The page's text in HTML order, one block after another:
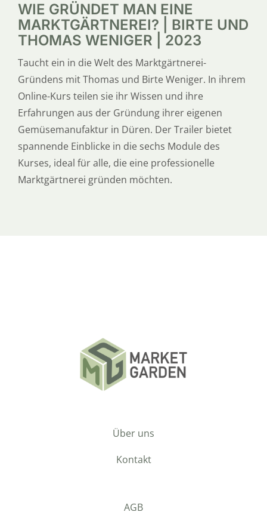
WIE GRÜNDET MAN EINE
MARKTGÄRTNEREI? | BIRTE UND
THOMAS WENIGER | 2023
Taucht ein in die Welt des Marktgärtnerei-
Gründens mit Thomas und Birte Weniger. In ihrem
Online-Kurs teilen sie ihr Wissen und ihre
Erfahrungen aus der Gründung ihrer eigenen
Gemüsemanufaktur in Düren. Der Trailer bietet
spannende Einblicke in die sechs Module des
Kurses, ideal für alle, die eine professionelle
Marktgärtnerei gründen möchten.
Über uns
Kontakt
AGB